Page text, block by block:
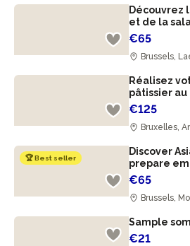
Découvrez
et de la
€65
Brussels,
Réalisez
pâtissier au
€125
Bruxelles,
🏆 Best seller
Discover
prepare
€65
Brussels,
Sample
€21